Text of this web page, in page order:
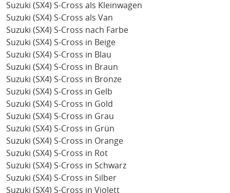
Suzuki (SX4) S-Cross als Kleinwagen
Suzuki (SX4) S-Cross als Van
Suzuki (SX4) S-Cross nach Farbe
Suzuki (SX4) S-Cross in Beige
Suzuki (SX4) S-Cross in Blau
Suzuki (SX4) S-Cross in Braun
Suzuki (SX4) S-Cross in Bronze
Suzuki (SX4) S-Cross in Gelb
Suzuki (SX4) S-Cross in Gold
Suzuki (SX4) S-Cross in Grau
Suzuki (SX4) S-Cross in Grün
Suzuki (SX4) S-Cross in Orange
Suzuki (SX4) S-Cross in Rot
Suzuki (SX4) S-Cross in Schwarz
Suzuki (SX4) S-Cross in Silber
Suzuki (SX4) S-Cross in Violett